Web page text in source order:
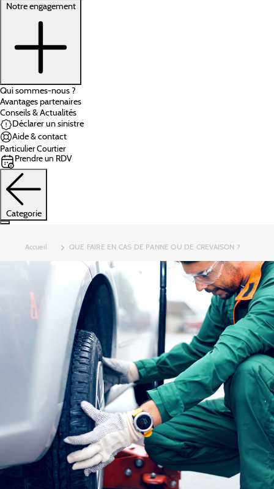
Notre engagement
Qui sommes-nous ?
Avantages partenaires
Conseils & Actualités
Déclarer un sinistre
Aide & contact
ParticulierCourtier
Prendre un RDV
Categorie
Accueil QUE FAIRE EN CAS DE PANNE OU DE CREVAISON ?